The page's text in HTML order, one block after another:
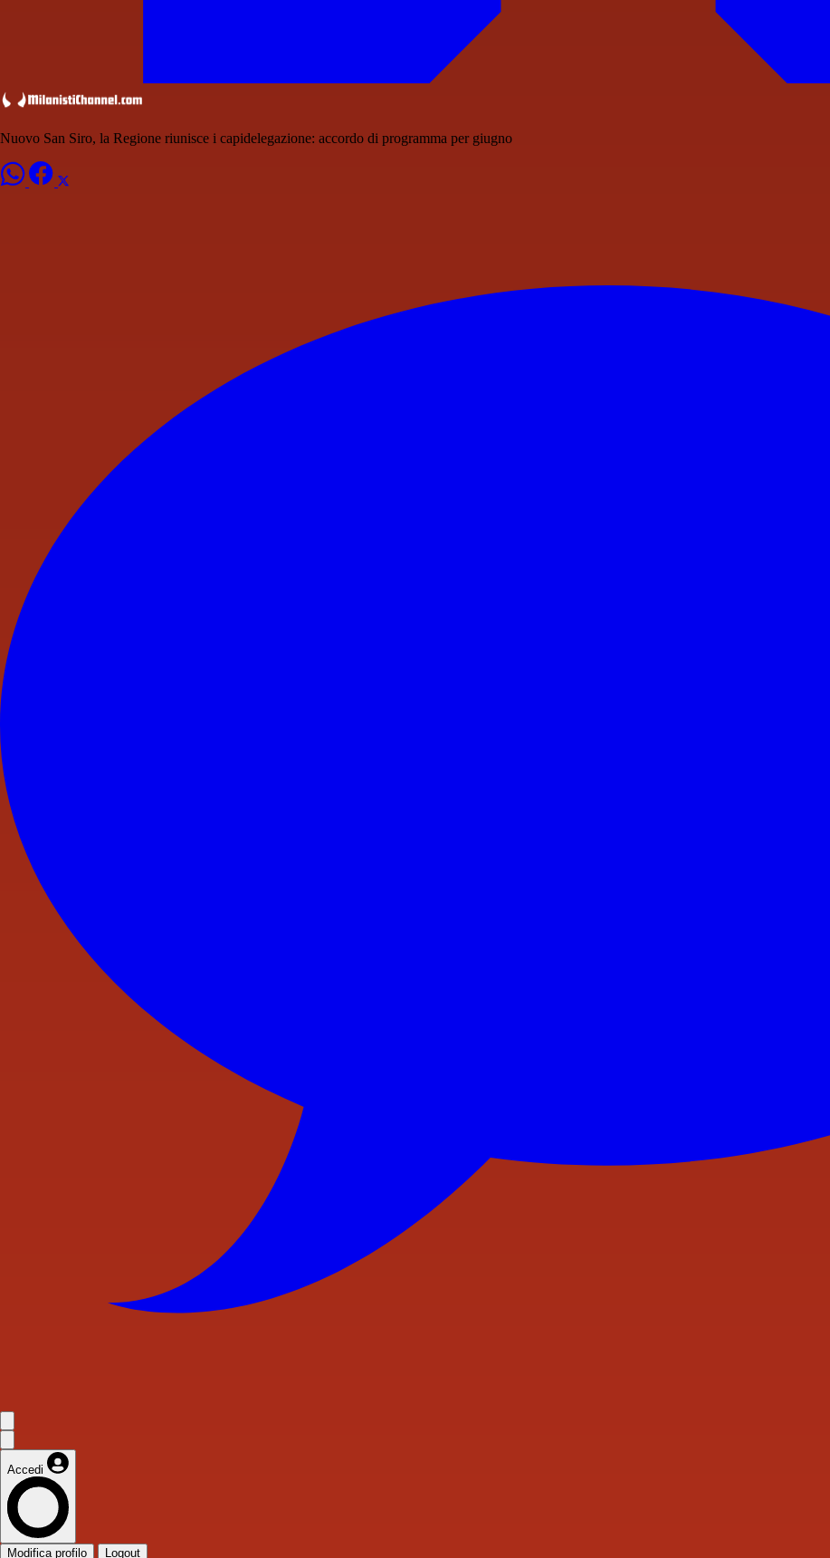
Nuovo San Siro, la Regione riunisce i capidelegazione: accordo di programma per giugno
Accedi
Modifica profilo Logout